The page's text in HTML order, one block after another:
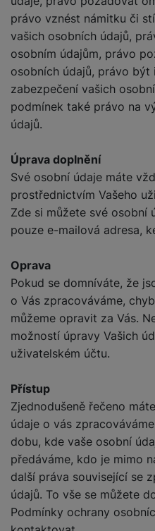
právo vznést námitku či
vašich osobních údajů,
osobním údajům, právo
osobních údajů, právo
zabezpečení vašich
podmínek také právo na
údajů.
Úprava doplnění
Své osobní údaje máte
prostřednictvím Vašeho
Zde si můžete své osobní
pouze e-mailová adresa,
Oprava
Pokud se domníváte, že
o Vás zpracováváme,
můžeme opravit za Vás.
možností úpravy Vašich
uživatelském účtu.
Přístup
Zjednodušeně řečeno
údaje o vás
dobu, kde vaše osobní
předáváme, kdo je mimo
další práva související se
údajů. To vše se můžete
Podmínky ochrany